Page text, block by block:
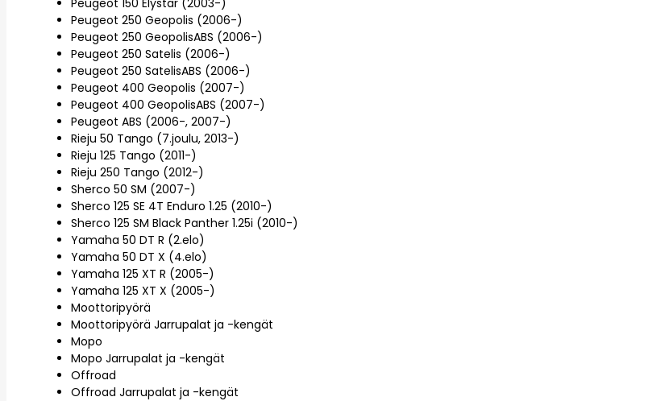
Peugeot 150 Elystar (2003-)
Peugeot 250 Geopolis (2006-)
Peugeot 250 GeopolisABS (2006-)
Peugeot 250 Satelis (2006-)
Peugeot 250 SatelisABS (2006-)
Peugeot 400 Geopolis (2007-)
Peugeot 400 GeopolisABS (2007-)
Peugeot ABS (2006-, 2007-)
Rieju 50 Tango (7.joulu, 2013-)
Rieju 125 Tango (2011-)
Rieju 250 Tango (2012-)
Sherco 50 SM (2007-)
Sherco 125 SE 4T Enduro 1.25 (2010-)
Sherco 125 SM Black Panther 1.25i (2010-)
Yamaha 50 DT R (2.elo)
Yamaha 50 DT X (4.elo)
Yamaha 125 XT R (2005-)
Yamaha 125 XT X (2005-)
Moottoripyörä
Moottoripyörä Jarrupalat ja -kengät
Mopo
Mopo Jarrupalat ja -kengät
Offroad
Offroad Jarrupalat ja -kengät